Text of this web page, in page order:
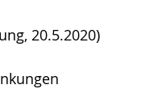
20.5.2020)